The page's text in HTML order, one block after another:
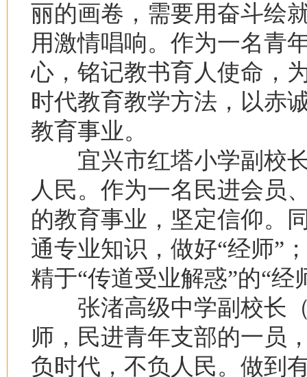
丽的画卷，需要用奋斗绘
用激情唱响。作为一名青
心，铭记教书育人使命，
时代教育教学方法，以赤
教育事业。
宜兴市红塔小学副校长
人民。作为一名民进会员
的教育事业，坚定信仰。
通专业知识，做好“经师”
精于“传道受业解惑”的“经
张渚高级中学副校长（
师，民进青年支部的一员
负时代，不负人民。做到